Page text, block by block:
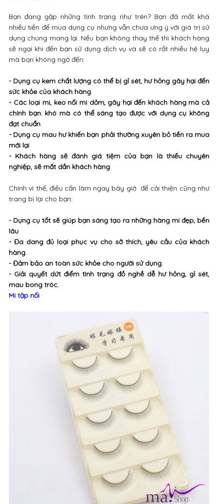
Bạn đang gặp những tình trạng như trên? Bạn đã mất khá
nhiều tiền để mua dụng cụ nhưng vẫn chưa ưng ý với giá trị sử
dụng chúng mang lại. Nếu bạn không thay thế thì khách hàng
sẽ ngại khi đến bạn sử dụng dịch vụ và sẽ có rất nhiều hệ lụy
mà bạn không ngờ đến:
- Dụng cụ kem chất lượng có thể bị gỉ sét, hư hỏng gây hại đến
sức khỏe của khách hàng
- Các loại mi, keo nối mi dỏm, gây hại đến khách hàng mà cả
chính bạn. khó mà có thể sáng tạo được với dụng cụ không
đạt chuẩn
- Dụng cụ mau hư khiến bạn phải thường xuyên bỏ tiền ra mua
mới lại
- Khách hàng sẽ đánh giá tiệm của bạn là thiếu chuyên
nghiệp, sẽ mất dần khách hàng
Chính vì thế, điều cần làm ngay bây giờ để cải thiện cũng như
trang bị lại cho bạn:
- Dụng cụ tốt sẽ giúp bạn sáng tạo ra những hàng mi đẹp, bền
lâu
- Đa dang đủ loại phục vụ cho sở thích, yêu cầu của khách
hàng.
- Đảm bảo an toàn sức khỏe cho người sử dụng.
- Giải quyết dứt điểm tình trạng đồ nghề dễ hư hỏng, gỉ sét,
mau bong tróc.
Mi tập nối